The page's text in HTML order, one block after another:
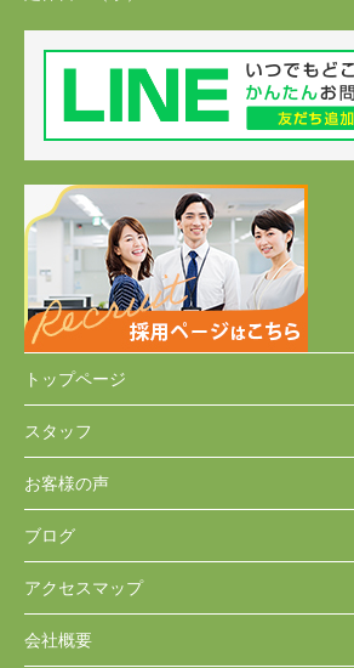
トップページ
スタッフ
お客様の声
ブログ
アクセスマップ
会社概要